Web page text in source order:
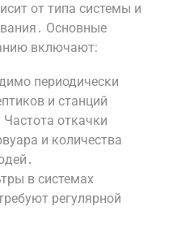
от типа системы и
Основные
включают:
периодически
и станций
Частота откачки
и количества
в системах
регулярной